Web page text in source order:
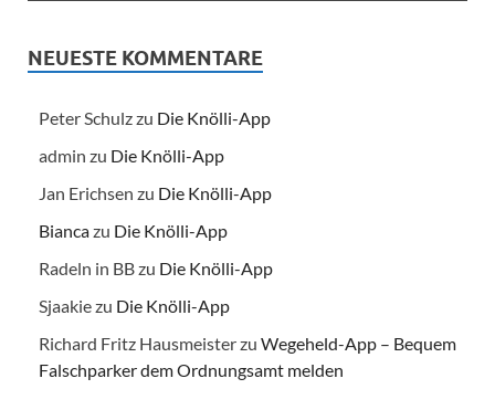
NEUESTE KOMMENTARE
Peter Schulzzu Die Knölli-App
admin zu Die Knölli-App
Jan Erichsen zu Die Knölli-App
Biancazu Die Knölli-App
Radeln in BBzu Die Knölli-App
Sjaakiezu Die Knölli-App
Richard Fritz Hausmeisterzu Wegeheld-App – Bequem
Falschparker dem Ordnungsamt melden